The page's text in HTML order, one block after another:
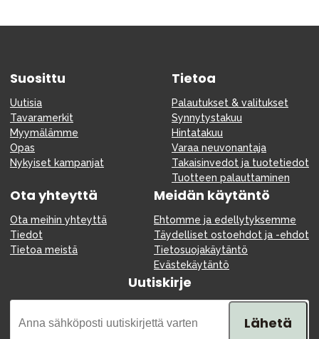
Suosittu
Uutisia
Tavaramerkit
Myymälämme
Opas
Nykyiset kampanjat
Tietoa
Palautukset & valitukset
Synnytystakuu
Hintatakuu
Varaa neuvonantaja
Takaisinvedot ja tuotetiedot
Tuotteen palauttaminen
Ota yhteyttä
Ota meihin yhteyttä
Tiedot
Tietoa meistä
Meidän käytäntö
Ehtomme ja edellytyksemme
Täydelliset ostoehdot ja -ehdot
Tietosuojakäytäntö
Evästekäytäntö
Uutiskirje
Lähetä